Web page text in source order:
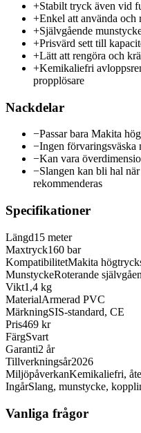
+Stabilt tryck även vid
+Enkel att använda och
+Självgående
+Prisvärd sett till
+Lätt att rengöra och
+Kemikaliefri
propplösare
Nackdelar
−Passar bara Makita
−Ingen förvaringsväska
−Kan vara
−Slangen kan bli hal
rekommenderas
Specifikationer
Längd15 meter
Maxtryck160 bar
KompatibilitetMakita
MunstyckeRoterande
Vikt1,4 kg
MaterialArmerad PVC
MärkningSIS-standard, CE
Pris469 kr
FärgSvart
Garanti2 år
Tillverkningsår2026
MiljöpåverkanKemikaliefri,
IngårSlang, munstycke,
Vanliga frågor